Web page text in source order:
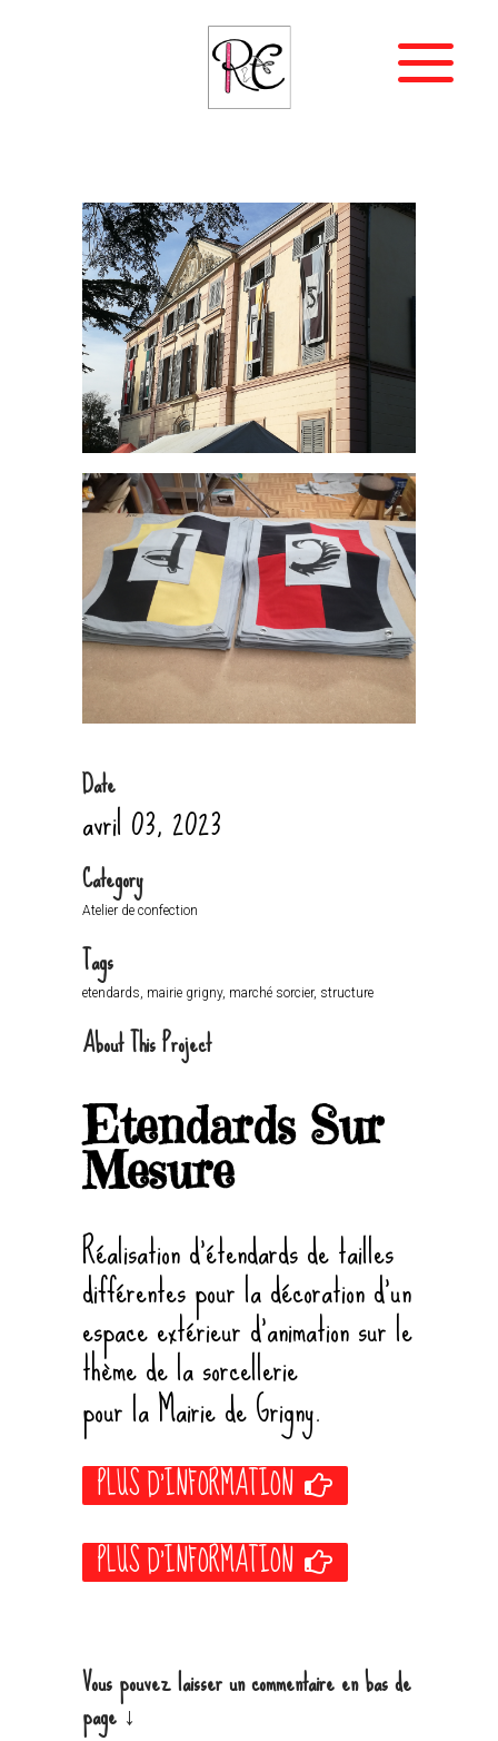
Date
avril 03, 2023
Category
Atelier de confection
Tags
etendards, mairie grigny, marché sorcier, structure
About This Project
Etendards Sur
Mesure
Réalisation d’étendards de tailles
différentes pour la décoration d’un
espace extérieur d’animation sur le
thème de la sorcellerie
pour la Mairie de Grigny.
PLUS D'INFORMATION
PLUS D'INFORMATION
Vous pouvez laisser un commentaire en bas de
page ↓